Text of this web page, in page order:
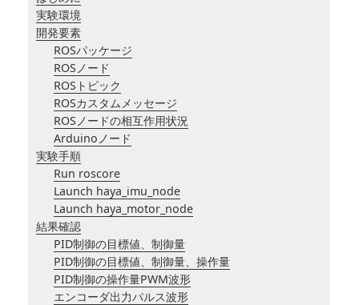
実験環境
開発要素
ROSパッケージ
ROSノード
ROSトピック
ROSカスタムメッセージ
ROSノードの相互作用状況
Arduinoノード
実験手順
Run roscore
Launch haya_imu_node
Launch haya_motor_node
結果確認
PID制御の目標値、制御量
PID制御の目標値、制御量、操作量
PID制御の操作量PWM波形
エンコーダ出力パルス波形